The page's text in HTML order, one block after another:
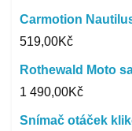
Carmotion
519,00Kč
Rothewald Moto
1 490,00Kč
Snímač otáček